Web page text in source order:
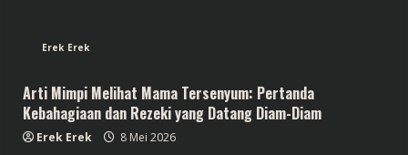
Erek Erek
Arti Mimpi Melihat Mama Tersenyum: Pertanda
Kebahagiaan dan Rezeki yang Datang Diam-Diam
Erek Erek 8 Mei 2026